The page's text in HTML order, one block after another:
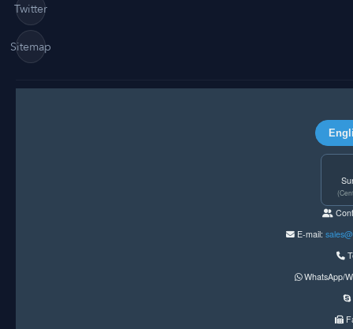
Twitter
Sitemap
E-mail:
WhatsApp/